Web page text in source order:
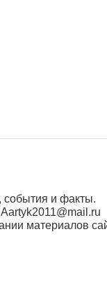
события и факты.
материалов